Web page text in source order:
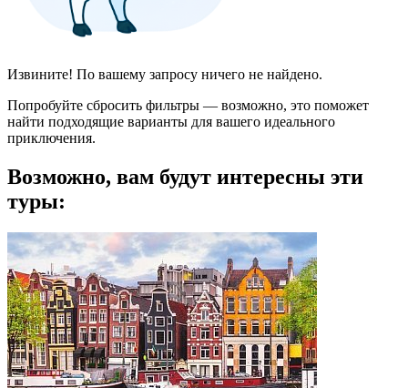
Извините! По вашему запросу ничего не найдено.
Попробуйте сбросить фильтры — возможно, это поможет
найти подходящие варианты для вашего идеального
приключения.
Возможно, вам будут интересны эти
туры: